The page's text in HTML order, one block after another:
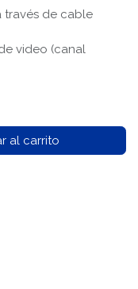
través de cable
video (canal
al carrito